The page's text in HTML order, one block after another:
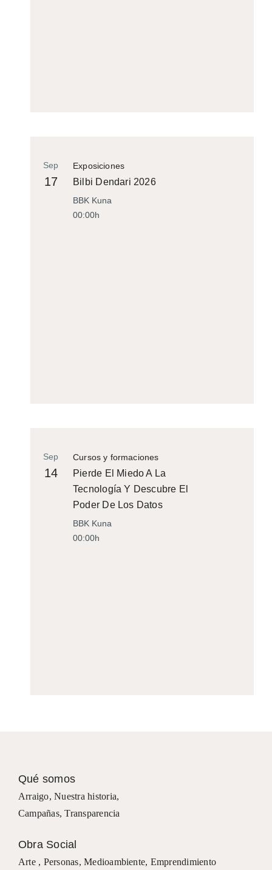
Exposiciones
Sep
17 Bilbi Dendari 2026
BBK Kuna
00:00h
Cursos y formaciones
Sep
14
Pierde El Miedo A La
Tecnología Y Descubre El
Poder De Los Datos
BBK Kuna
00:00h
Qué somos
Arraigo,Nuestra historia,
Campañas, Transparencia
Obra Social
Arte , Personas,Medioambiente, Emprendimiento